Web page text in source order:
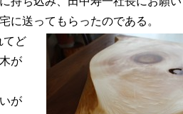
に送ってもらったのである。
てど
が
が